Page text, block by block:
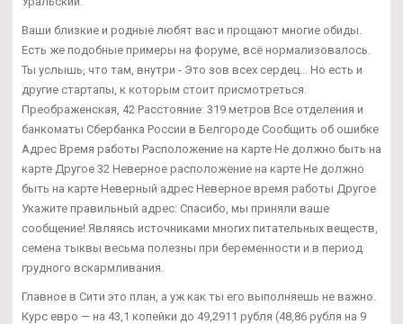
Ваши близкие и родные любят вас и прощают многие обиды.
Есть же подобные примеры на форуме, всё нормализовалось.
Ты услышь, что там, внутри - Это зов всех сердец... Но есть и
другие стартапы, к которым стоит присмотреться.
Преображенская, 42 Расстояние: 319 метров Все отделения и
банкоматы Сбербанка России в Белгороде Сообщить об ошибке
Адрес Время работы Расположение на карте Не должно быть на
карте Другое 32 Неверное расположение на карте Не должно
быть на карте Неверный адрес Неверное время работы Другое
Укажите правильный адрес: Спасибо, мы приняли ваше
сообщение! Являясь источниками многих питательных веществ,
семена тыквы весьма полезны при беременности и в период
грудного вскармливания.
Главное в Сити это план, а уж как ты его выполняешь не важно.
Курс евро — на 43,1 копейки до 49,2911 рубля (48,86 рубля на 9